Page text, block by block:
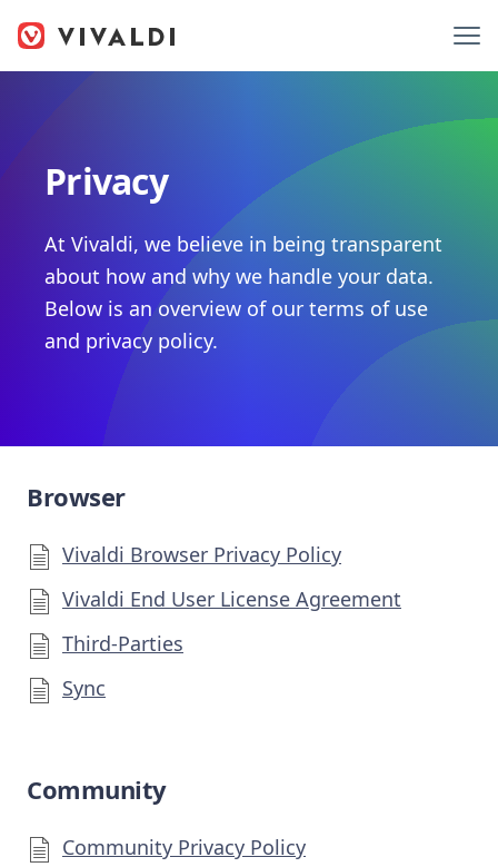
Privacy
At Vivaldi, we believe in being transparent
about how and why we handle your data.
Below is an overview of our terms of use
and privacy policy.
Browser
Vivaldi Browser Privacy Policy
Vivaldi End User License Agreement
Third-Parties
Sync
Community
Community Privacy Policy